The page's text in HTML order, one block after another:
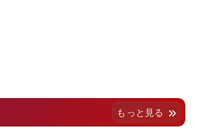
もっと見る